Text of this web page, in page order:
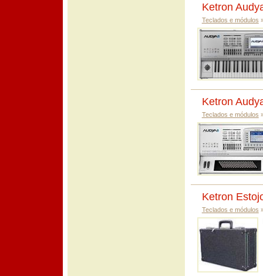
Ketron
Teclados e módulos
Ketron
Teclados e módulos
Ketron
Teclados e módulos